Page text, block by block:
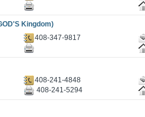
Kingdom)
408-347-9817
408-241-4848
408-241-5294